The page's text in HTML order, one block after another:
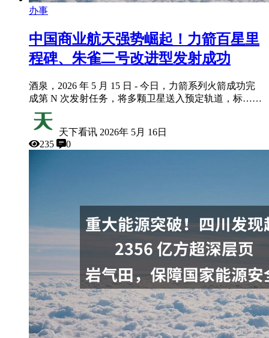
办事
中国商业航天强势崛起！力箭百星里
程碑、朱雀二号改进型发射成功
酒泉，2026 年 5 月 15 日 - 今日，力箭系列火箭成功完
成第 N 次发射任务，将多颗卫星送入预定轨道，标……
天下看讯 2026年 5月 16日
235
0